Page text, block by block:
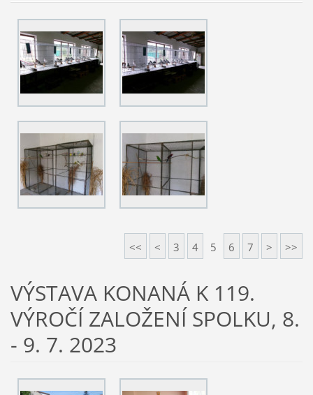
<< < 3 4 5 6 7 > >>
VÝSTAVA KONANÁ K 119.
VÝROČÍ ZALOŽENÍ SPOLKU, 8.
- 9. 7. 2023